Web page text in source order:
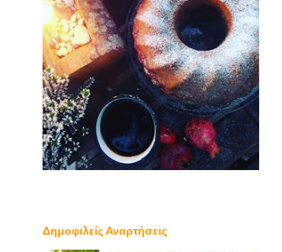
Δημοφιλείς Αναρτήσεις